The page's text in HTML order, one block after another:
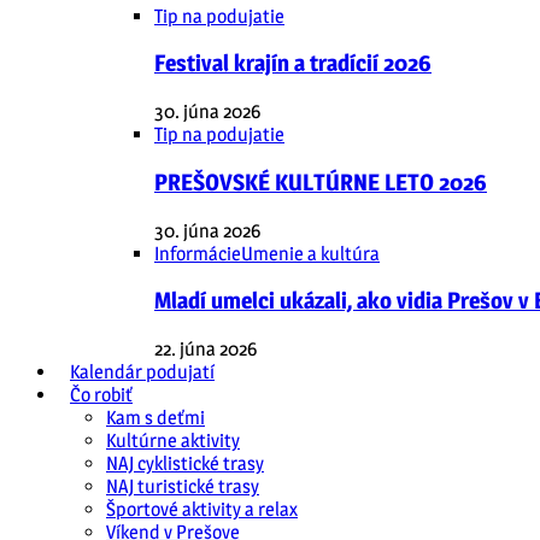
Tip na podujatie
Festival krajín a tradícií 2026
30. júna 2026
Tip na podujatie
PREŠOVSKÉ KULTÚRNE LETO 2026
30. júna 2026
InformácieUmenie a kultúra
Mladí umelci ukázali, ako vidia Prešov v
22. júna 2026
Kalendár podujatí
Čo robiť
Kam s deťmi
Kultúrne aktivity
NAJ cyklistické trasy
NAJ turistické trasy
Športové aktivity a relax
Víkend v Prešove